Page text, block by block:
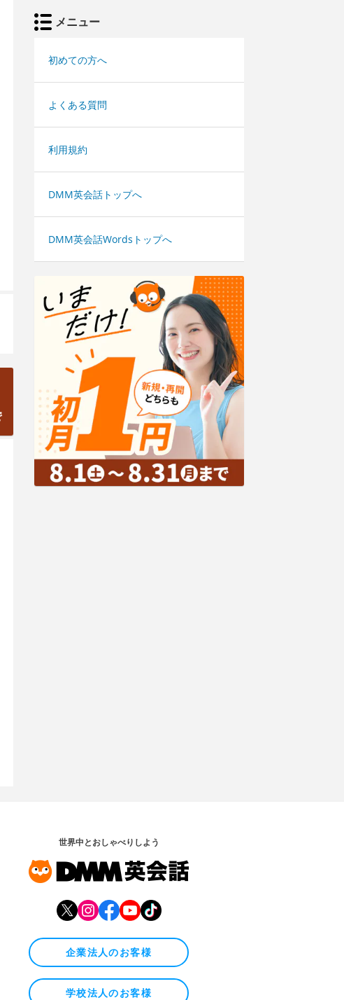
メニュー
初めての方へ
よくある質問
利用規約
DMM英会話トップへ
DMM英会話Wordsトップへ
世界中とおしゃべりしよう
企業法人のお客様
学校法人のお客様